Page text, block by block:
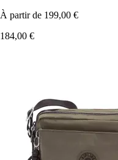
À partir de 199,00 €
184,00 €